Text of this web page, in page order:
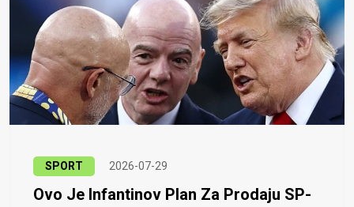
SPORT 2026-07-29
Ovo Je Infantinov Plan Za Prodaju SP-